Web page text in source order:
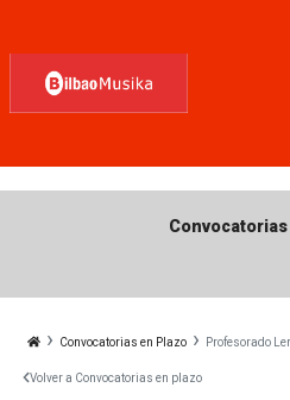
Convocatorias en Plazo Profesorado
Volver a Convocatorias en plazo